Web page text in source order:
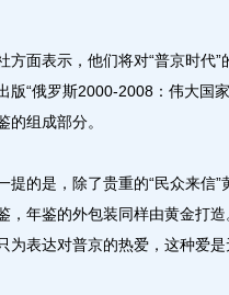
面表示，他们将对“普京时代”
版“俄罗斯2000-2008：伟大国
的组成部分。
的是，除了贵重的“民众来信”
，年鉴的外包装同样由黄金打
为表达对普京的热爱，这种爱是